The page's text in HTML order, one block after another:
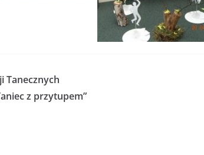
Tanecznych
z przytupem”